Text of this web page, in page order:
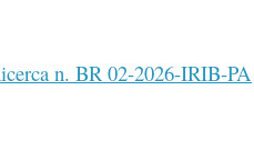
n. BR 02-2026-IRIB-PA